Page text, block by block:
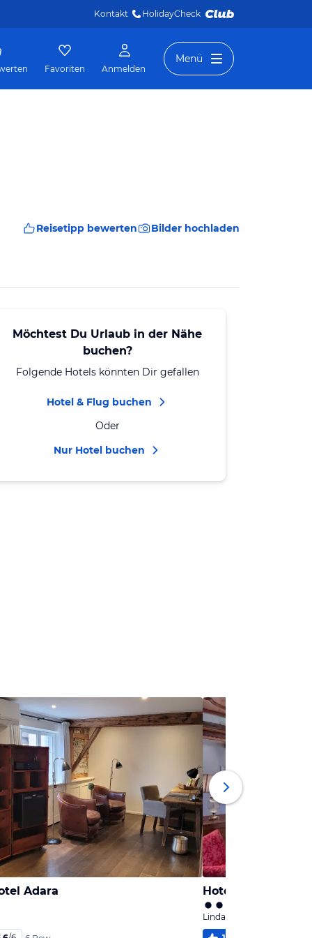
Kontakt HolidayCheck
Favoriten Anmelden
Menü
Reisetipp bewerten Bilder hochladen
Möchtest Du Urlaub in der Nähe
buchen?
Folgende Hotels könnten Dir gefallen
Hotel & Flug buchen
Oder
Nur Hotel buchen
Adara Hotel Spiegel
Lindau, Bayern